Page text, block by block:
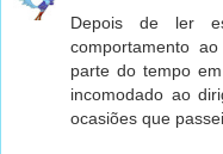
Depois de ler
comportamento
parte do tempo
incomodado ao
ocasiões que